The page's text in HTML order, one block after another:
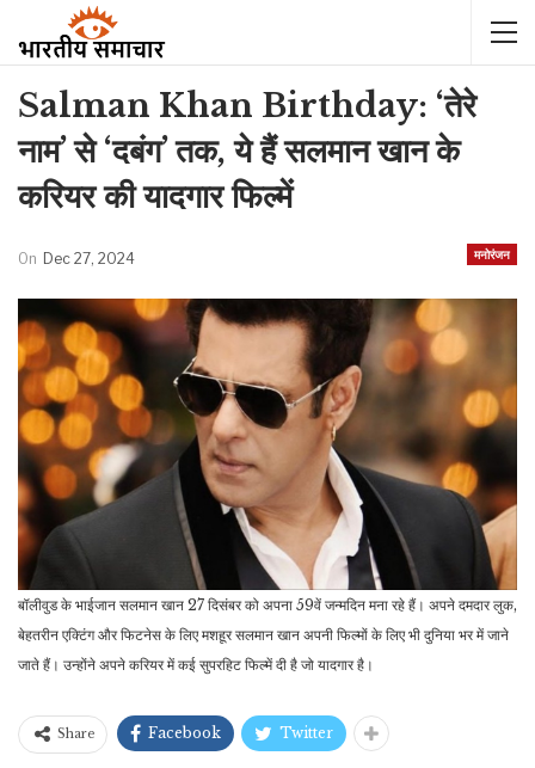
Salman Khan Birthday: ‘तेरे
नाम’ से ‘दबंग’ तक, ये हैं सलमान खान के
करियर की यादगार फिल्में
मनोरंजन
On Dec 27, 2024
बॉलीवुड के भाईजान सलमान खान 27 दिसंबर को अपना 59वें जन्मदिन मना रहे हैं। अपने दमदार लुक,
बेहतरीन एक्टिंग और फिटनेस के लिए मशहूर सलमान खान अपनी फिल्मों के लिए भी दुनिया भर में जाने
जाते हैं। उन्होंने अपने करियर में कई सुपरहिट फिल्में दी है जो यादगार है।
Share Facebook Twitter